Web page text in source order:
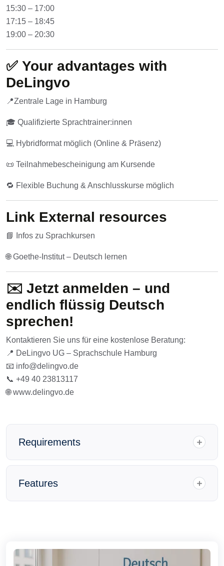
15:30 – 17:00
17:15 – 18:45
19:00 – 20:30
✅ Your advantages with
DeLingvo
📍Zentrale Lage in Hamburg
🎓 Qualifizierte Sprachtrainer:innen
💻 Hybridformat möglich (Online & Präsenz)
📜 Teilnahmebescheinigung am Kursende
🔁 Flexible Buchung & Anschlusskurse möglich
Link External resources
📘 Infos zu Sprachkursen
🌐 Goethe-Institut – Deutsch lernen
✉️ Jetzt anmelden – und
endlich flüssig Deutsch
sprechen!
Kontaktieren Sie uns für eine kostenlose Beratung:
📍 DeLingvo UG – Sprachschule Hamburg
📧 info@delingvo.de
📞 +49 40 23813117
🌐www.delingvo.de
Requirements
Features